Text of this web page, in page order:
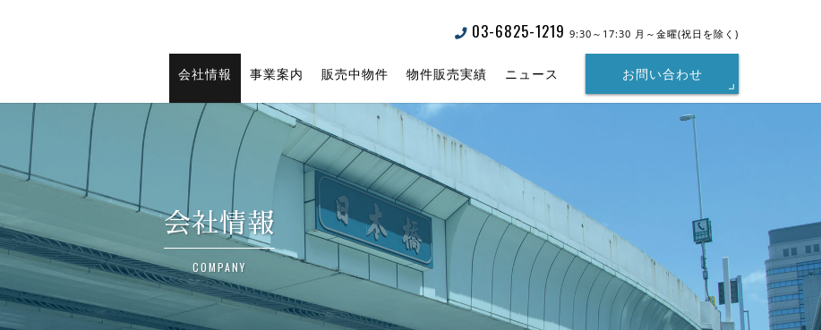
03-6825-1219 9:30～17:30 月～金曜(祝日を除く)
会社情報 事業案内 販売中物件 物件販売実績 ニュース お問い合わせ
会社情報